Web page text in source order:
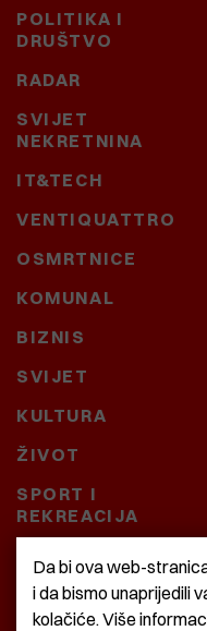
POLITIKA I
DRUŠTVO
RADAR
SVIJET
NEKRETNINA
IT&TECH
VENTIQUATTRO
OSMRTNICE
KOMUNAL
BIZNIS
SVIJET
KULTURA
ŽIVOT
SPORT I
REKREACIJA
BAŠTARDINI I
Da bi ova web-
i da bismo unaprijedili
kolačiće. Više